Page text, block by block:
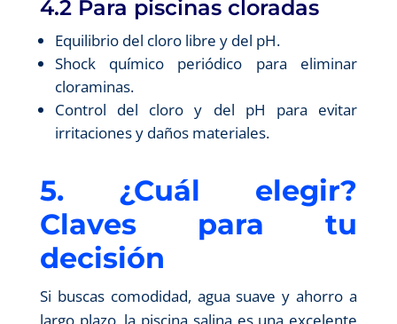
4.2 Para piscinas cloradas
Equilibrio del cloro libre y del pH.
Shock químico periódico para eliminar
cloraminas.
Control del cloro y del pH para evitar
irritaciones y daños materiales.
5. ¿Cuál elegir?
Claves para tu
decisión
Si buscas comodidad, agua suave y ahorro a
largo plazo, la piscina salina es una excelente